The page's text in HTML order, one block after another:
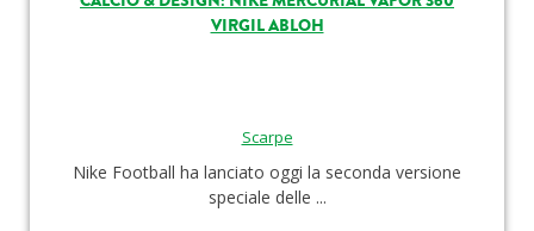
VIRGIL ABLOH
Scarpe
Nike Football ha lanciato oggi la seconda versione
speciale delle ...